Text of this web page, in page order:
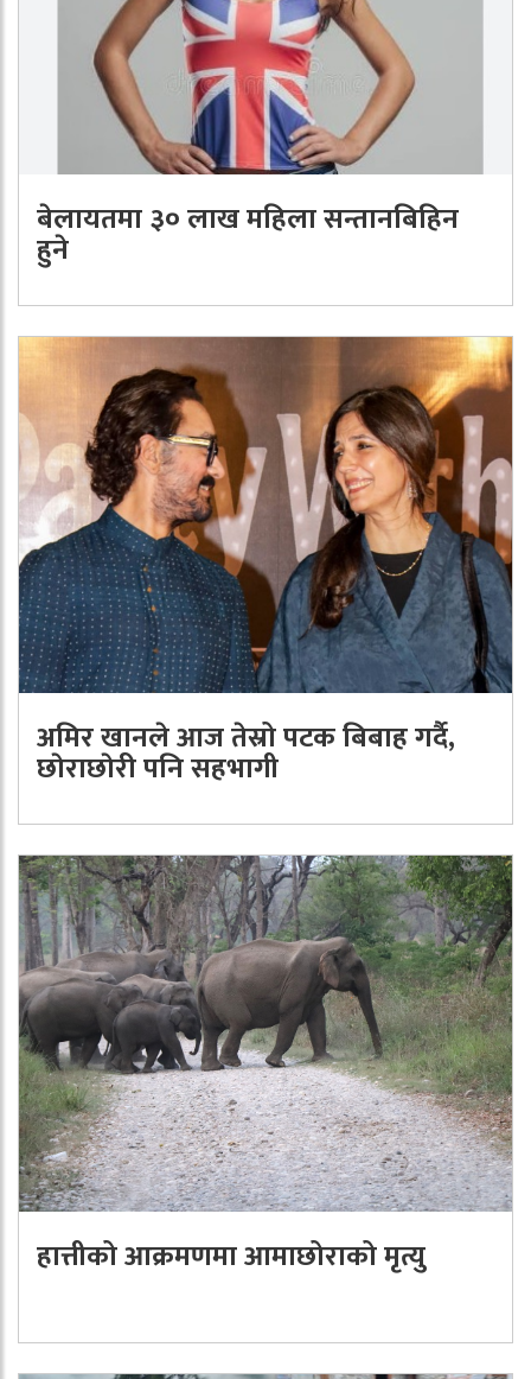
बेलायतमा ३० लाख महिला सन्तानबिहिन
हुने
अमिर खानले आज तेस्रो पटक बिबाह गर्दै,
छाेराछाेरी पनि सहभागी
हात्तीको आक्रमणमा आमाछोराको मृत्यु